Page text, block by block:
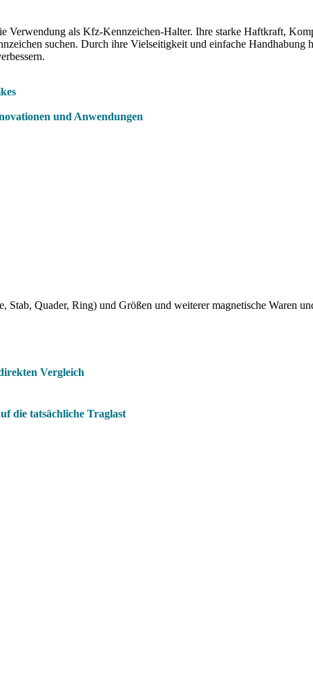
als Kfz-Kennzeichen-Halter. Ihre starke Haftkraft,
suchen. Durch ihre Vielseitigkeit und einfache Handhabung
und Anwendungen
Quader, Ring) und Größen und weiterer magnetische Waren
Vergleich
die tatsächliche Traglast